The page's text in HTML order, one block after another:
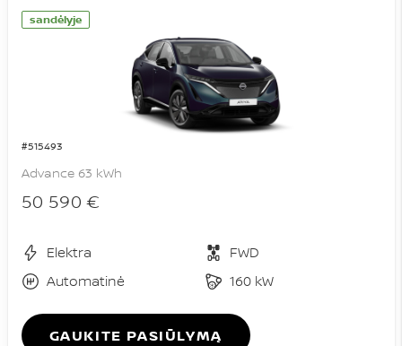
sandėlyje
#515493
Advance 63 kWh
50 590 €
Elektra
FWD
Automatinė
160 kW
GAUKITE PASIŪLYMĄ